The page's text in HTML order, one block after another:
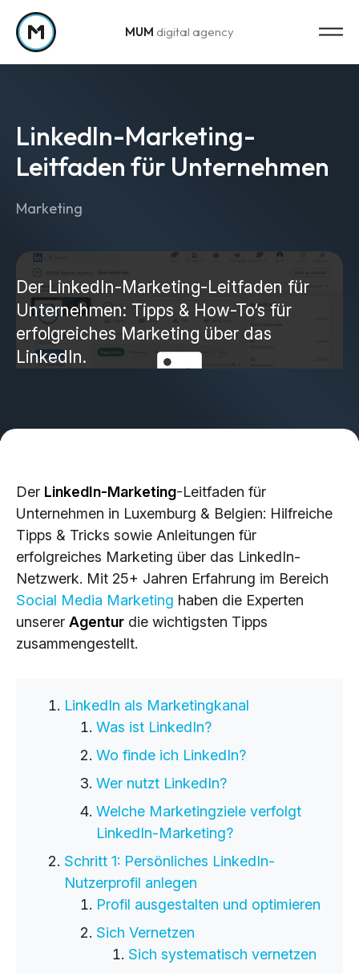
Zum Inhalt springen
MUM digital agency
Marketing-Strategie
Web Analytics & Reporting
Creation
Brand Design & Grafik
360° Marketing
Search-Marketing (SEO/GEO)
Online Werbung (SEA/SMA)
Social Media Marketing (SMM)
E-Mail Marketing
Applications
CMS - Content Management System
Cloud Services
KI-Lösungen
LinkedIn-Marketing-
Leitfaden für Unternehmen
Marketing
Der LinkedIn-Marketing-Leitfaden für
Unternehmen: Tipps & How-To‘s für
erfolgreiches Marketing über das
LinkedIn.
Der LinkedIn-Marketing-Leitfaden für
Unternehmen in Luxemburg & Belgien: Hilfreiche
Tipps & Tricks sowie Anleitungen für
erfolgreiches Marketing über das LinkedIn-
Netzwerk. Mit 25+ Jahren Erfahrung im Bereich
Social Media Marketing haben die Experten
unserer Agentur die wichtigsten Tipps
zusammengestellt.
LinkedIn als Marketingkanal
Was ist LinkedIn?
Wo finde ich LinkedIn?
Wer nutzt LinkedIn?
Welche Marketingziele verfolgt
LinkedIn-Marketing?
Schritt 1: Persönliches LinkedIn-
Nutzerprofil anlegen
Profil ausgestalten und optimieren
Sich Vernetzen
Sich systematisch vernetzen